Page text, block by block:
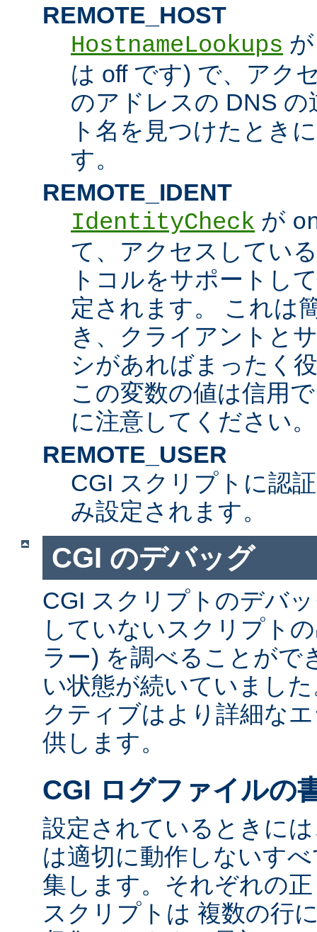
REMOTE_HOST
HostnameLookups
は off です) で、アク
のアドレスの DNS
ト名を見つけたとき
す。
REMOTE_IDENT
IdentityCheck が
て、アクセスしてい
トコルをサポートし
定されます。 これは
き、クライアントと
シがあればまったく
この変数の値は信用
に注意してください。
REMOTE_USER
CGI スクリプトに認
み設定されます。
CGI のデバッグ
CGI スクリプトのデバ
していないスクリプト
ラー) を調べることがで
い状態が続いていまし
クティブはより詳細な
供します。
CGI ログファイルの
設定されているときに
は適切に動作しないす
集します。それぞれの
スクリプトは 複数の行